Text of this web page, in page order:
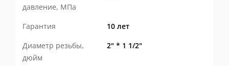
давление, МПа
Гарантия
10 лет
Диаметр резьбы,
дюйм
2" * 1 1/2"